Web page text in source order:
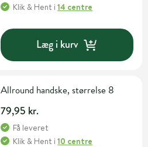
Klik & Hent i14 centre
Læg i kurv
Allround handske, størrelse 8
79,95 kr.
Få leveret
Klik & Hent i10 centre